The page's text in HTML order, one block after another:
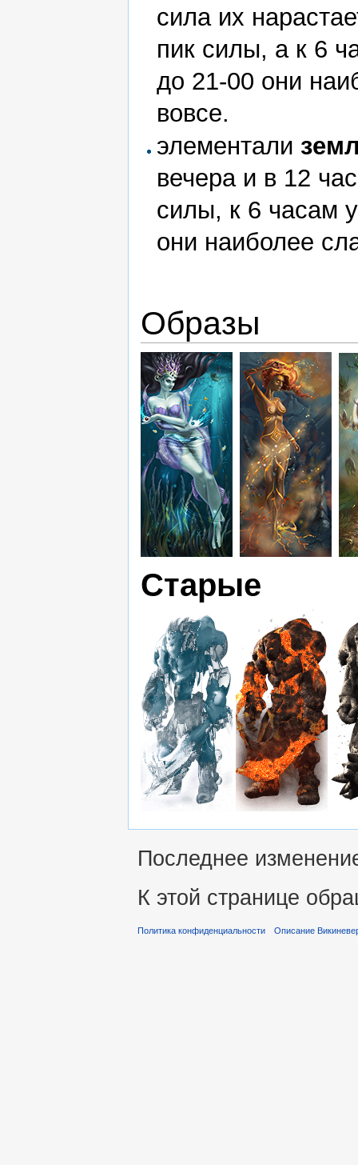
сила их
пик силы, а к 6
до 21-00 они
вовсе.
элементали
вечера и в 12
силы, к 6 часам
они наиболее
Образы
Старые
Последнее
К этой странице
Политика конфиденциальности Описание